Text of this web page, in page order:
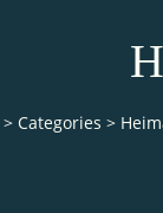
> Categories >